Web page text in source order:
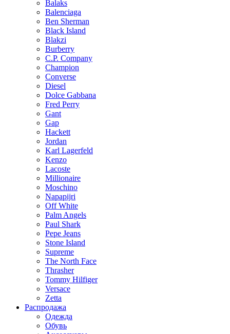
Balaks
Balenciaga
Ben Sherman
Black Island
Blakzi
Burberry
C.P. Company
Champion
Converse
Diesel
Dolce Gabbana
Fred Perry
Gant
Gap
Hackett
Jordan
Karl Lagerfeld
Kenzo
Lacoste
Millionaire
Moschino
Napapijri
Off White
Palm Angels
Paul Shark
Pepe Jeans
Stone Island
Supreme
The North Face
Thrasher
Tommy Hilfiger
Versace
Zetta
Распродажа
Одежда
Обувь